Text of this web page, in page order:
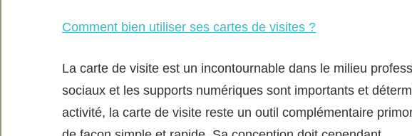
Comment bien utiliser ses cartes de visites ?
La carte de visite est un incontournable dans le milieu
sociaux et les supports numériques sont importants et
activité, la carte de visite reste un outil complémentaire